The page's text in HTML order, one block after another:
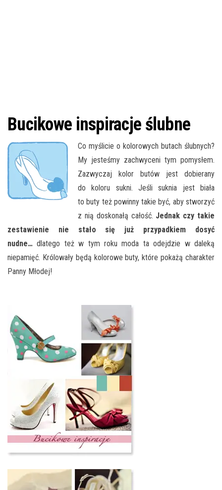
Bucikowe inspiracje ślubne
Co myślicie o kolorowych butach ślubnych?
My jesteśmy zachwyceni tym pomysłem.
Zazwyczaj kolor butów jest dobierany
do koloru sukni. Jeśli suknia jest biała
to buty też powinny takie być, aby stworzyć
z nią doskonałą całość. Jednak czy takie
zestawienie nie stało się już przypadkiem dosyć
nudne… dlatego też w tym roku moda ta odejdzie w daleką
niepamięć. Królowały będą kolorowe buty, które pokażą charakter
Panny Młodej!